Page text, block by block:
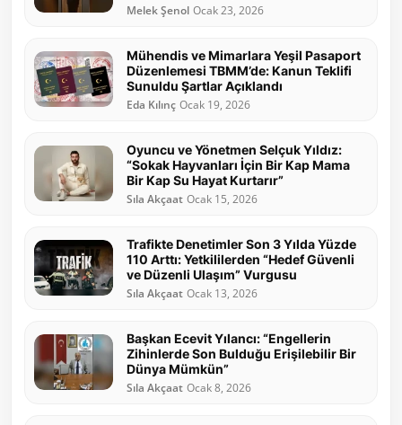
Melek Şenol Ocak 23, 2026
Mühendis ve Mimarlara Yeşil Pasaport
Düzenlemesi TBMM’de: Kanun Teklifi
Sunuldu Şartlar Açıklandı
Eda Kılınç Ocak 19, 2026
Oyuncu ve Yönetmen Selçuk Yıldız:
“Sokak Hayvanları İçin Bir Kap Mama
Bir Kap Su Hayat Kurtarır”
Sıla Akçaat Ocak 15, 2026
Trafikte Denetimler Son 3 Yılda Yüzde
110 Arttı: Yetkililerden “Hedef Güvenli
ve Düzenli Ulaşım” Vurgusu
Sıla Akçaat Ocak 13, 2026
Başkan Ecevit Yılancı: “Engellerin
Zihinlerde Son Bulduğu Erişilebilir Bir
Dünya Mümkün”
Sıla Akçaat Ocak 8, 2026